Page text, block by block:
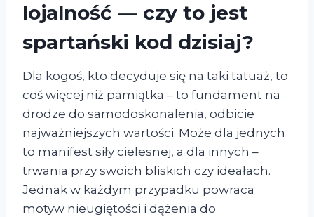
lojalność — czy to jest
spartański kod dzisiaj?
Dla kogoś, kto decyduje się na taki tatuaż, to
coś więcej niż pamiątka – to fundament na
drodze do samodoskonalenia, odbicie
najważniejszych wartości. Może dla jednych
to manifest siły cielesnej, a dla innych –
trwania przy swoich bliskich czy ideałach.
Jednak w każdym przypadku powraca
motyw nieugiętości i dążenia do